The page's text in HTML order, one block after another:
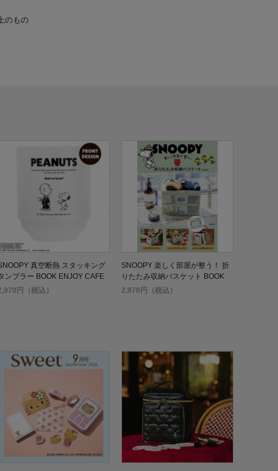
のもの
真空断熱 スタッキング
ンブラー BOOK ENJOY CAFE
円（税込）
SNOOPY 楽しく部屋が整う！ 折
りたたみ収納バスケット BOOK
2,970円（税込）